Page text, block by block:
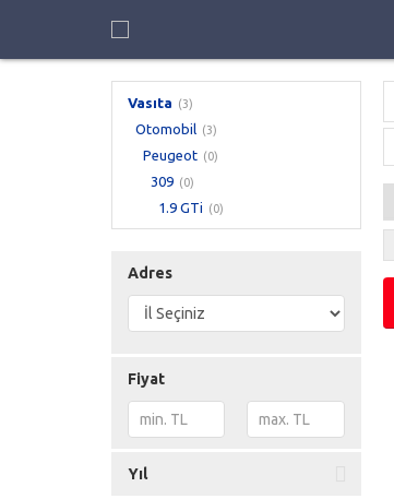
Vasıta (3)
Otomobil (3)
Peugeot (0)
309 (0)
1.9 GTi (0)
Adres
Fiyat
Yıl